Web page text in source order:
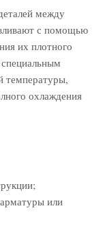
между
с помощью
их плотного
температуры,
охлаждения
или